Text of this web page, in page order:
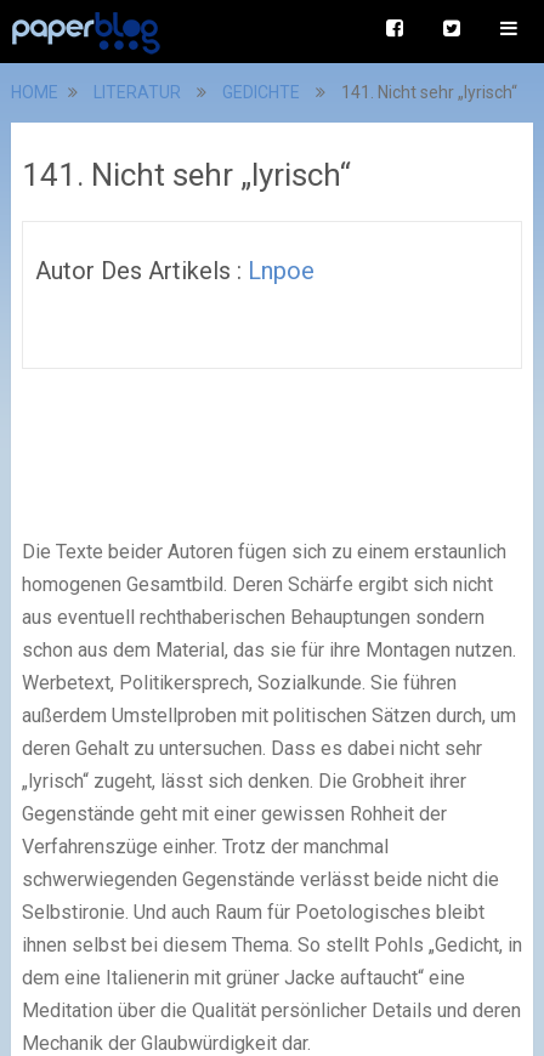
HOME LITERATUR GEDICHTE 141. Nicht sehr „lyrisch“
141. Nicht sehr „lyrisch“
Autor Des Artikels : Lnpoe
Die Texte beider Autoren fügen sich zu einem erstaunlich
homogenen Gesamtbild. Deren Schärfe ergibt sich nicht
aus eventuell rechthaberischen Behauptungen sondern
schon aus dem Material, das sie für ihre Montagen nutzen.
Werbetext, Politikersprech, Sozialkunde. Sie führen
außerdem Umstellproben mit politischen Sätzen durch, um
deren Gehalt zu untersuchen. Dass es dabei nicht sehr
„lyrisch“ zugeht, lässt sich denken. Die Grobheit ihrer
Gegenstände geht mit einer gewissen Rohheit der
Verfahrenszüge einher. Trotz der manchmal
schwerwiegenden Gegenstände verlässt beide nicht die
Selbstironie. Und auch Raum für Poetologisches bleibt
ihnen selbst bei diesem Thema. So stellt Pohls „Gedicht, in
dem eine Italienerin mit grüner Jacke auftaucht“ eine
Meditation über die Qualität persönlicher Details und deren
Mechanik der Glaubwürdigkeit dar.